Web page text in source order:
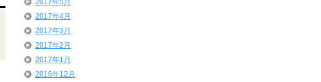
2017年5月
2017年4月
2017年3月
2017年2月
2017年1月
2016年12月